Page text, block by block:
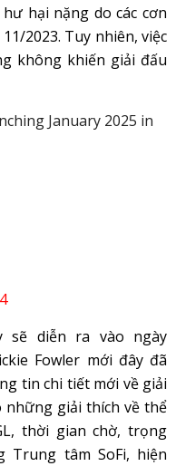
hại nặng do các cơn
2023. Tuy nhiên, việc
không khiến giải đấu
January 2025 in
sẽ diễn ra vào ngày
Fowler mới đây đã
tin chi tiết mới về giải
những giải thích về thể
thời gian chờ, trọng
Trung tâm SoFi, hiện